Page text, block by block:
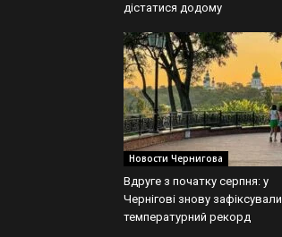
дістатися додому
Новости Чернигова
Вдруге з початку серпня: у
Чернігові знову зафіксували
температурний рекорд